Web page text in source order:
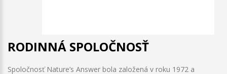
RODINNÁ SPOLOČNOSŤ
Spoločnosť Nature’s Answer bola založená v roku 1972 a